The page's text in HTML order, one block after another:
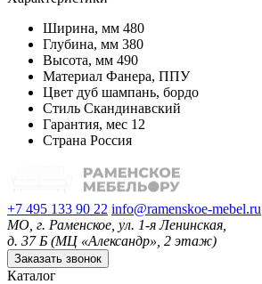
Ширина, мм 480
Глубина, мм 380
Высота, мм 490
Материал Фанера, ППУ
Цвет дуб шампань, бордо
Стиль Скандинавский
Гарантия, мес 12
Страна Россия
+7 495 133 90 22 info@ramenskoe-mebel.ru
МО, г. Раменское, ул. 1-я Ленинская,
д. 37 Б (МЦ «Александр», 2 этаж)
Заказать звонок
Каталог